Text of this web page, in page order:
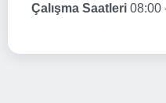
Çalışma Saatleri 08:00